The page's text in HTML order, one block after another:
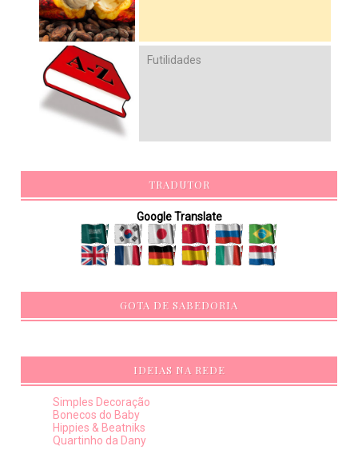
Futilidades
TRADUTOR
Google Translate
GOTA DE SABEDORIA
IDEIAS NA REDE
Simples Decoração
Bonecos do Baby
Hippies & Beatniks
Quartinho da Dany